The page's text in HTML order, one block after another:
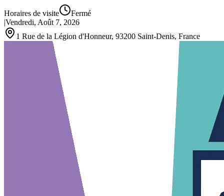
Horaires de visite
Fermé
|Vendredi, Août 7, 2026
1 Rue de la Légion d'Honneur, 93200 Saint‑Denis, France